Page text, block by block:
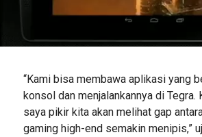
“Kami bisa membawa aplikasi yang
konsol dan menjalankannya di Tegra.
saya pikir kita akan melihat gap
gaming high-end semakin menipis,”